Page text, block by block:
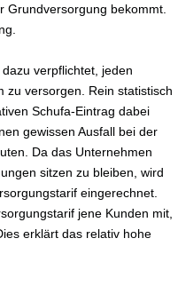
Grundversorgung bekommt.
verpflichtet, jeden
zu versorgen. Rein statistisch
Schufa-Eintrag dabei
gewissen Ausfall bei der
Da das Unternehmen
sitzen zu bleiben, wird
eingerechnet.
jene Kunden mit,
erklärt das relativ hohe